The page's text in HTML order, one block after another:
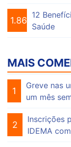
1.863
12
Saúde
MAIS
1
Greve nas
um mês
2
Inscrições
IDEMA